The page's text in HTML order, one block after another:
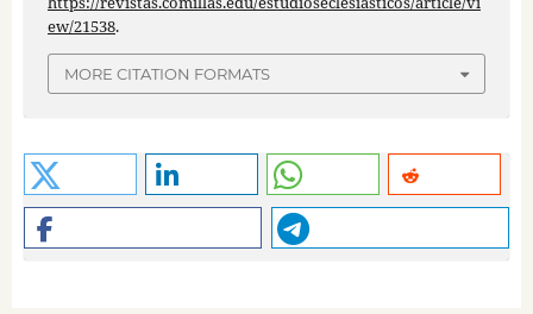
ew/21538.
MORE CITATION FORMATS